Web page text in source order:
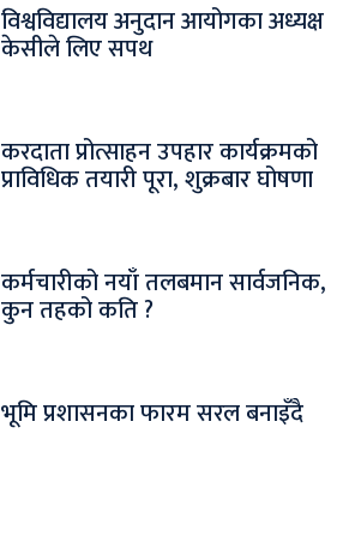
विश्वविद्यालय अनुदान आयोगका अध्यक्ष
केसीले लिए सपथ
करदाता प्रोत्साहन उपहार कार्यक्रमको
प्राविधिक तयारी पूरा, शुक्रबार घोषणा
कर्मचारीको नयाँ तलबमान सार्वजनिक,
कुन तहको कति ?
भूमि प्रशासनका फारम सरल बनाइँदै